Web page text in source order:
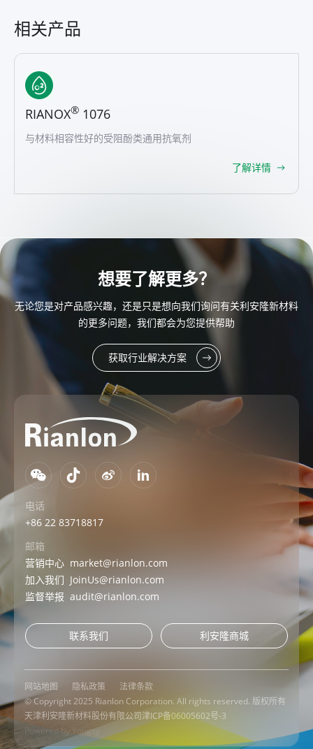
相关产品
RIANOX® 1076
与材料相容性好的受阻酚类通用抗氧剂
了解详情
想要了解更多？
无论您是对产品感兴趣，还是只是想向我们询问有关利安隆新材料
的更多问题，我们都会为您提供帮助
获取行业解决方案
电话
+86 22 83718817
邮箱
营销中心 market@rianlon.com
加入我们 JoinUs@rianlon.com
监督举报 audit@rianlon.com
联系我们 利安隆商城
© Copyright 2025 Rianlon Corporation. All rights reserved. 版权所有
天津利安隆新材料股份有限公司津ICP备06005602号-3
Powered by Yongsy
网站地图 隐私政策 法律条款